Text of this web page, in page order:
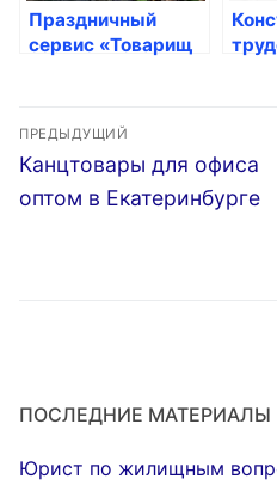
Праздничный
сервис «Товарищ
Навигация
по
записям
ПРЕДЫДУЩИЙ
Предыдущая
запись:
Канцтовары для офиса
оптом в Екатеринбурге
ПОСЛЕДНИЕ МАТЕРИАЛЫ
Юрист по жилищным